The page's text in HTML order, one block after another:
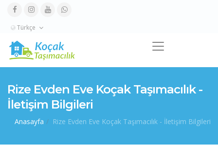
Türkçe
Rize Evden Eve Koçak Taşımacılık -
İletişim Bilgileri
Anasayfa Rize Evden Eve Koçak Taşımacılık - İletişim Bilgileri